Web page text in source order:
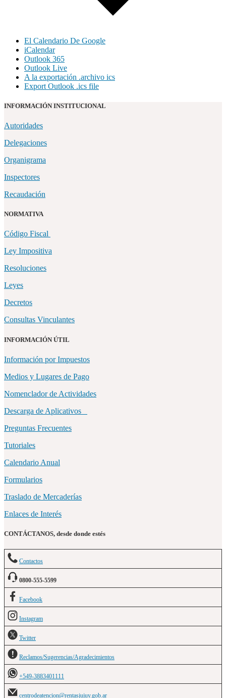
El Calendario De Google
iCalendar
Outlook 365
Outlook Live
A la exportación .archivo ics
Export Outlook .ics file
INFORMACIÓN INSTITUCIONAL
Autoridades
Delegaciones
Organigrama
Inspectores
Recaudación
NORMATIVA
Código Fiscal
Ley Impositiva
Resoluciones
Leyes
Decretos
Consultas Vinculantes
INFORMACIÓN ÚTIL
Información por Impuestos
Medios y Lugares de Pago
Nomenclador de Actividades
Descarga de Aplicativos
Preguntas Frecuentes
Tutoriales
Calendario Anual
Formularios
Traslado de Mercaderías
Enlaces de Interés
CONTÁCTANOS, desde donde estés
Contactos
0800-555-5599
Facebook
Instagram
Twitter
Reclamos/Sugerencias/Agradecimientos
+549-3883401111
centrodeatencion@rentasjujuy.gob.ar